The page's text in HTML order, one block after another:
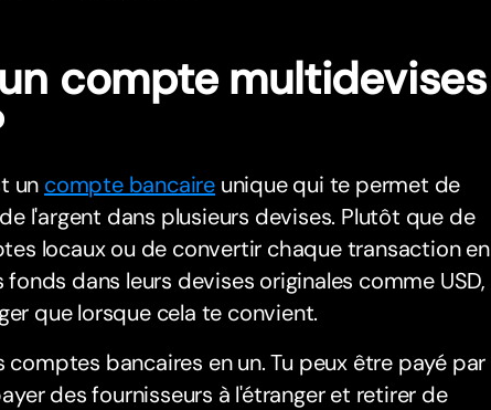
compte multidevises
un compte bancaire unique qui te permet de
l'argent dans plusieurs devises. Plutôt que de
locaux ou de convertir chaque transaction en
dans leurs devises originales comme USD,
que lorsque cela te convient.
comptes bancaires en un. Tu peux être payé par
des fournisseurs à l'étranger et retirer de